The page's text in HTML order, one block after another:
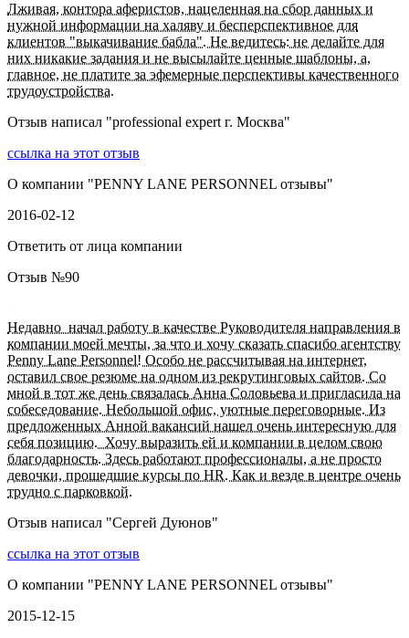
Лживая, контора аферистов, нацеленная на сбор данных и
нужной информации на халяву и бесперспективное для
клиентов "выкачивание бабла". Не ведитесь: не делайте для
них никакие задания и не высылайте ценные шаблоны, а,
главное, не платите за эфемерные перспективы качественного
трудоустройства.
Отзыв написал "professional expert г. Москва"
ссылка на этот отзыв
О компании "PENNY LANE PERSONNEL отзывы"
2016-02-12
Ответить от лица компании
Отзыв №90
Недавно начал работу в качестве Руководителя направления в
компании моей мечты, за что и хочу сказать спасибо агентству
Penny Lane Personnel! Особо не рассчитывая на интернет,
оставил свое резюме на одном из рекрутинговых сайтов. Со
мной в тот же день связалась Анна Соловьева и пригласила на
собеседование. Небольшой офис, уютные переговорные. Из
предложенных Анной вакансий нашел очень интересную для
себя позицию. Хочу выразить ей и компании в целом свою
благодарность. Здесь работают профессионалы, а не просто
девочки, прошедшие курсы по HR. Как и везде в центре очень
трудно с парковкой.
Отзыв написал "Сергей Дуюнов"
ссылка на этот отзыв
О компании "PENNY LANE PERSONNEL отзывы"
2015-12-15